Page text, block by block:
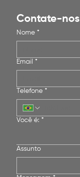
Contate-nos
Nome *
Email *
Telefone *
Você é: *
Assunto